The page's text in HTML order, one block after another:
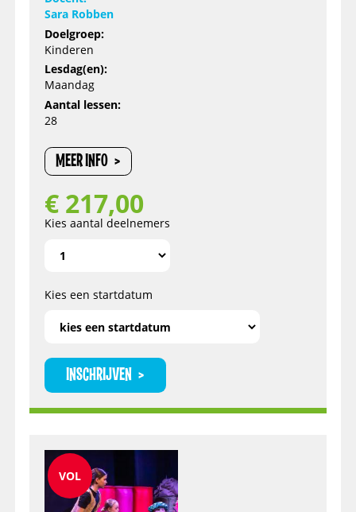
Sara Robben
Doelgroep:
Kinderen
Lesdag(en):
Maandag
Aantal lessen:
28
MEER INFO
€ 217,00
Kies aantal deelnemers
Kies een startdatum
INSCHRIJVEN
VOL